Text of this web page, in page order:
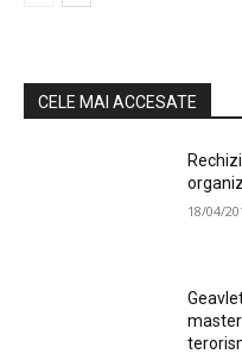
CELE MAI ACCESATE
18/04/